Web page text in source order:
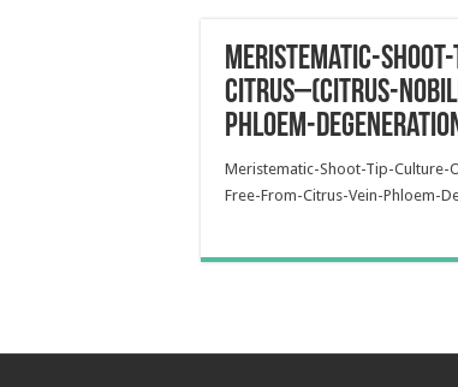
Meristematic-
Citrus–(Citrus-
Phloem-
Meristematic-Shoot-Tip-
Free-From-Citrus-Vein-Phloem-